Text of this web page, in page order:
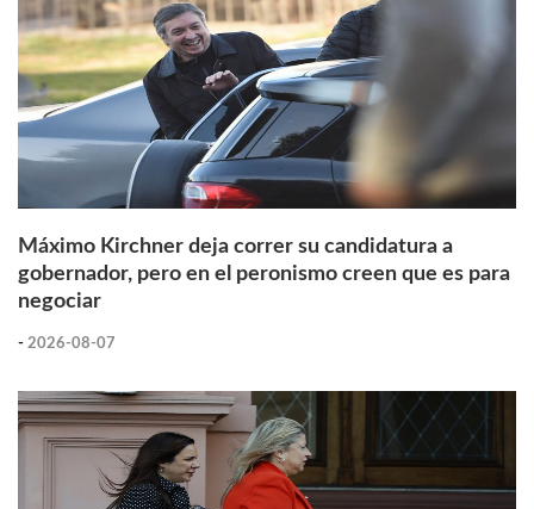
Máximo Kirchner deja correr su candidatura a
gobernador, pero en el peronismo creen que es para
negociar
- 2026-08-07